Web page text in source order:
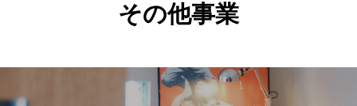
その他事業